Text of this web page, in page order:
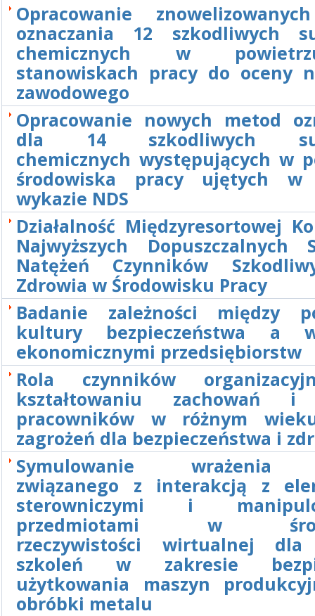
Opracowanie
oznaczania 12 szkodliwych
chemicznych w
stanowiskach pracy do oceny
zawodowego
Opracowanie nowych metod
dla 14 szkodliwych
chemicznych występujących w
środowiska pracy ujętych w
wykazie NDS
Działalność Międzyresortowej
Najwyższych Dopuszczalnych
Natężeń Czynników
Zdrowia w Środowisku Pracy
Badanie zależności między
kultury bezpieczeństwa a
ekonomicznymi przedsiębiorstw
Rola czynników
kształtowaniu zachowań i
pracowników w różnym
zagrożeń dla bezpieczeństwa i
Symulowanie wrażenia
związanego z interakcją z
sterowniczymi i
przedmiotami w
rzeczywistości wirtualnej dla
szkoleń w zakresie
użytkowania maszyn
obróbki metalu